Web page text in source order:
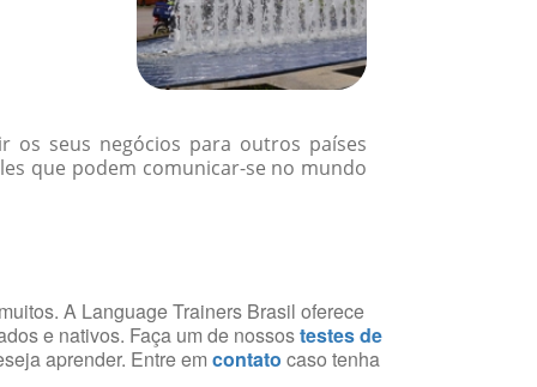
os seus negócios para outros países
que podem comunicar-se no mundo
A Language Trainers Brasil oferece
e nativos. Faça um de nossostestes de
aprender. Entre em contato caso tenha